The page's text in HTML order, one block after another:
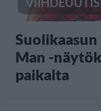
Man -
paikalta